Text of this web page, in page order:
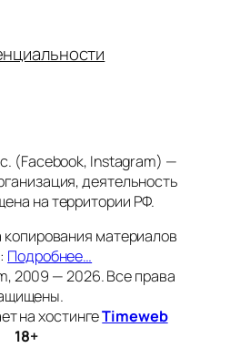
(Facebook, Instagram) —
деятельность
на территории РФ.
материалов
Подробнее…
2009 — 2026. Все права
на хостингеTimeweb
18+